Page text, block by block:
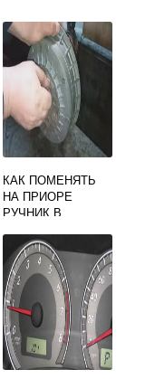
КАК ПОМЕНЯТЬ
НА ПРИОРЕ
РУЧНИК В